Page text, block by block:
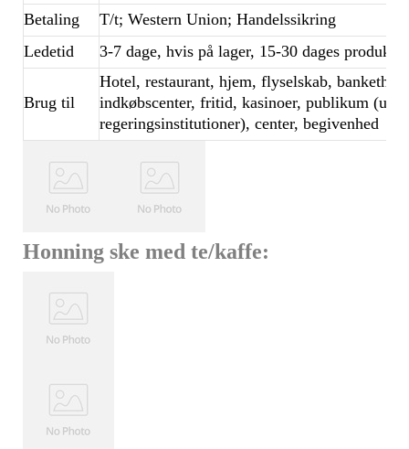
Betaling
T/t; Western Union; Handelssikring
Ledetid
3-7 dage, hvis på lager, 15-30 dages
Brug til
Hotel, restaurant, hjem, flyselskab,
indkøbscenter, fritid, kasinoer, publikum
regeringsinstitutioner), center, begivenhed
Honning ske med te/kaffe: